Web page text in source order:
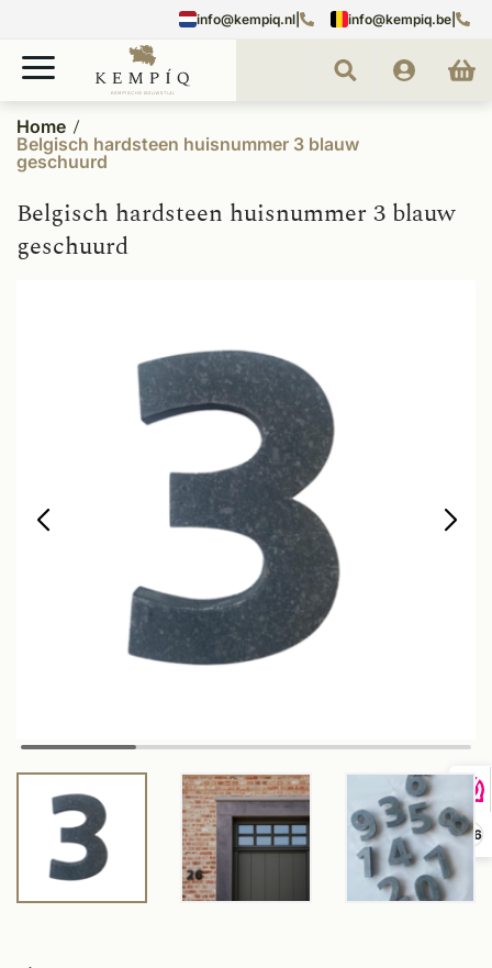
9,6
info@kempiq.nl info@kempiq.be
Home
Belgisch hardsteen huisnummer 3 blauw
geschuurd
Belgisch hardsteen huisnummer 3 blauw
geschuurd